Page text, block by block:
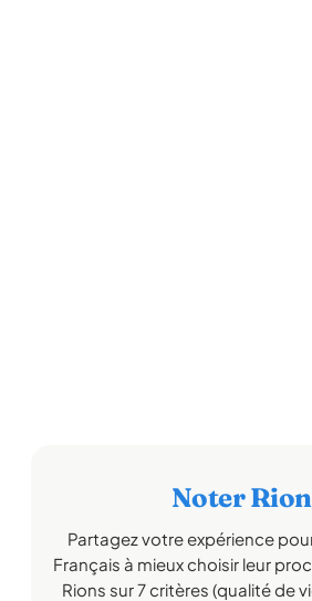
Noter
Partagez votre expérience
Français à mieux choisir leur
Rions sur 7 critères (qualité de